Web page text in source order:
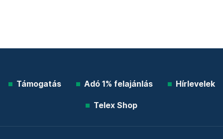
Támogatás Adó 1% felajánlás Hírlevelek
Telex Shop